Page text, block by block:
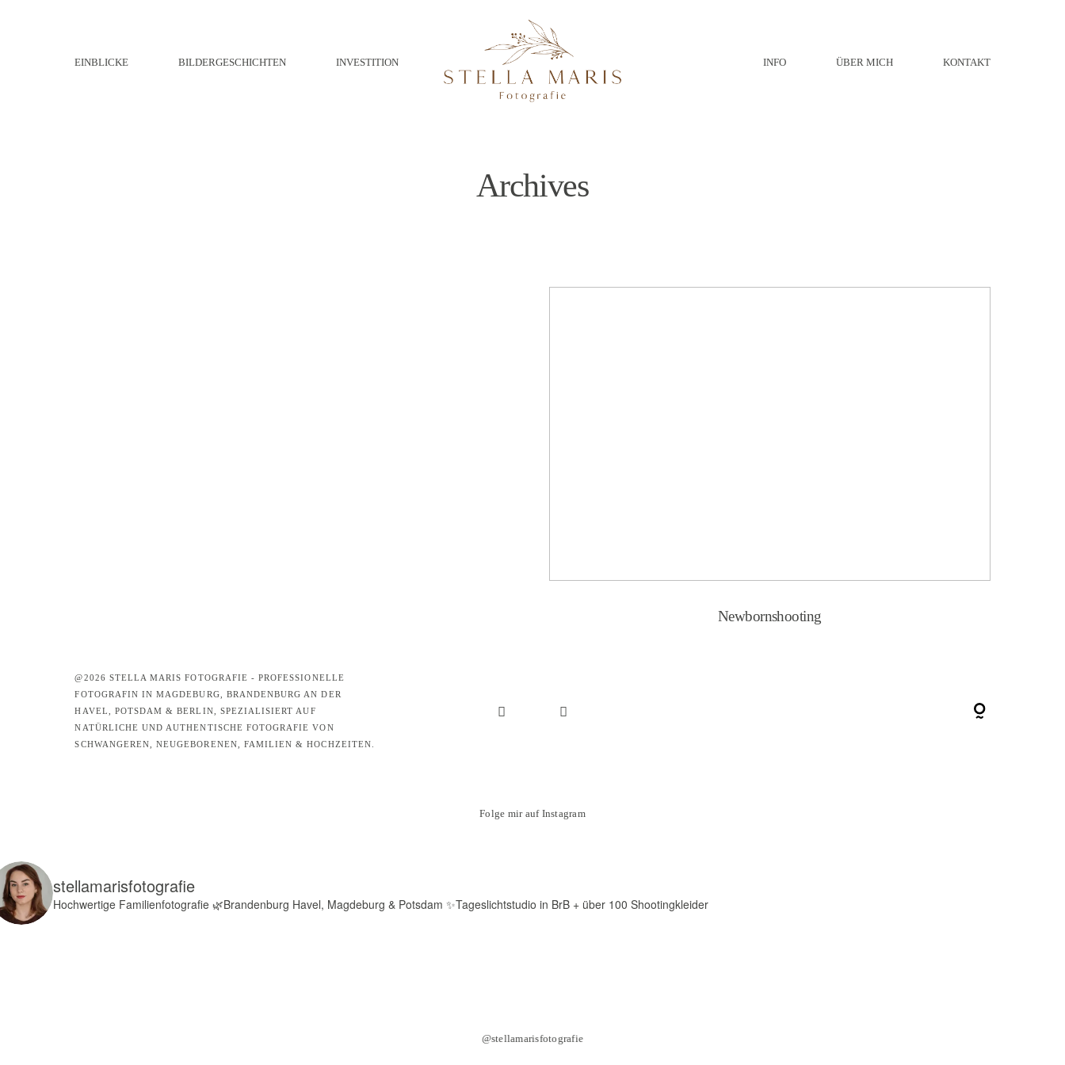
EINBLICKE BILDERGESCHICHTEN INVESTITION INFO ÜBER MICH KONTAKT
Archives
Newbornshooting
@2026 STELLA MARIS FOTOGRAFIE - PROFESSIONELLE
FOTOGRAFIN IN MAGDEBURG, BRANDENBURG AN DER
HAVEL, POTSDAM & BERLIN, SPEZIALISIERT AUF
NATÜRLICHE UND AUTHENTISCHE FOTOGRAFIE VON
SCHWANGEREN, NEUGEBORENEN, FAMILIEN & HOCHZEITEN.
Folge mir auf Instagram
@stellamarisfotografie
stellamarisfotografie
Hochwertige Familienfotografie🌿Brandenburg Havel, Magdeburg & Potsdam ✨Tageslichtstudio in BrB + über 100 Shootingkleider